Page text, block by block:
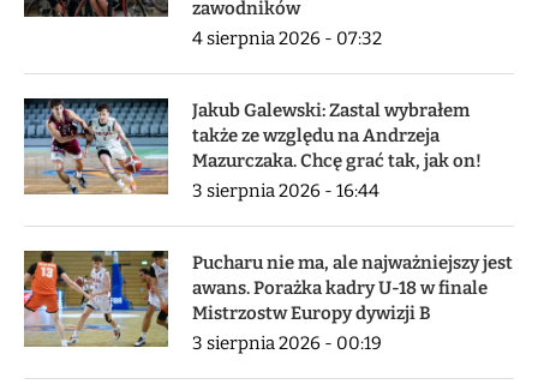
zawodników
4 sierpnia 2026 - 07:32
Jakub Galewski: Zastal wybrałem
także ze względu na Andrzeja
Mazurczaka. Chcę grać tak, jak on!
3 sierpnia 2026 - 16:44
Pucharu nie ma, ale najważniejszy jest
awans. Porażka kadry U-18 w finale
Mistrzostw Europy dywizji B
3 sierpnia 2026 - 00:19